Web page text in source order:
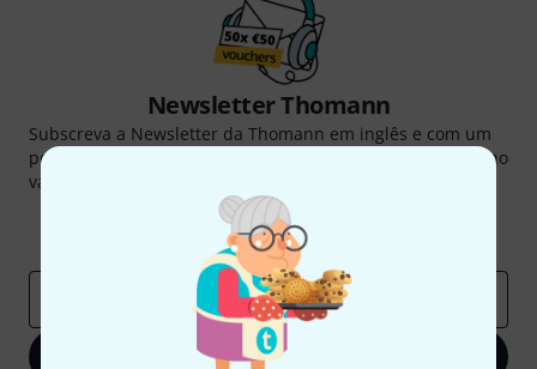
Newsletter Thomann
Subscreva a Newsletter da Thomann em inglês e com um
pouco de sorte você poderá ganhar um dos
no
valor de
Contribuições inspiradoras
Insights da Thomann
Endereço de e-mail
Inscreva-se agora